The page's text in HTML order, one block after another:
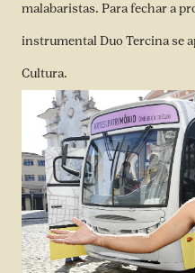
malabaristas. Para fechar a
instrumental Duo Tercina se
Cultura.